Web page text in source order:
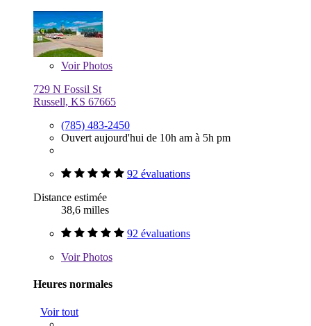
VoirPhotos
729 N Fossil St
Russell, KS 67665
(785) 483-2450
Ouvert aujourd'hui de 10h am à 5h pm
92 évaluations
Distance estimée
38,6 milles
92 évaluations
VoirPhotos
Heures normales
Voir tout